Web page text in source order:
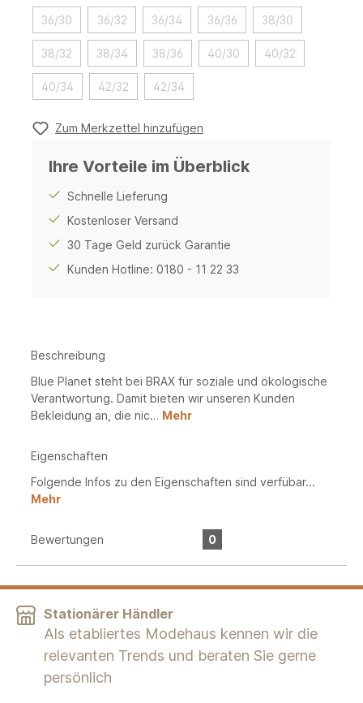
36/30 36/32 36/34 36/36 38/30
38/32 38/34 38/36 40/30 40/32
40/34 42/32 42/34
Zum Merkzettel hinzufügen
Ihre Vorteile im Überblick
Schnelle Lieferung
Kostenloser Versand
30 Tage Geld zurück Garantie
Kunden Hotline: 0180 - 11 22 33
Beschreibung
Blue Planet steht bei BRAX für soziale und ökologische
Verantwortung. Damit bieten wir unseren Kunden
Bekleidung an, die nic… Mehr
Eigenschaften
Folgende Infos zu den Eigenschaften sind verfübar...
Mehr
Bewertungen 0
Stationärer Händler
Als etabliertes Modehaus kennen wir die
relevanten Trends und beraten Sie gerne
persönlich